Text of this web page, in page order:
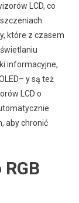
LCD, co
które z czasem
informacyjne,
OLED– y są też
LCD o
aby chronić